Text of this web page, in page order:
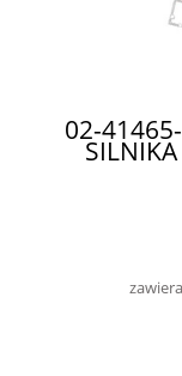
02-